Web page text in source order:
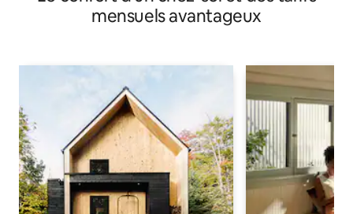
mensuels avantageux